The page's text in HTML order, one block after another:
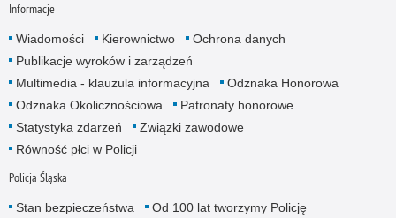
Informacje
Wiadomości Kierownictwo
Ochrona danych
Publikacje wyroków i zarządzeń
Multimedia - klauzula informacyjna
Odznaka Honorowa
Odznaka Okolicznościowa
Patronaty honorowe
Statystyka zdarzeń
Związki zawodowe
Równość płci w Policji
Policja Śląska
Stan bezpieczeństwa
Od 100 lat tworzymy Policję